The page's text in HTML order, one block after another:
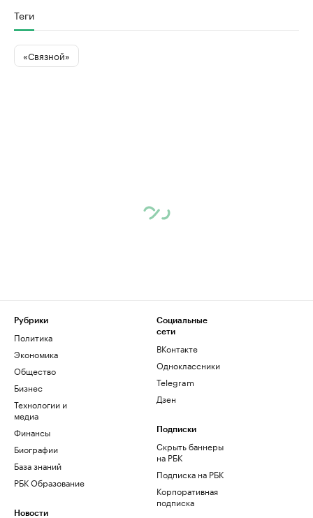
Теги
«Связной»
Рубрики
Политика
Экономика
Общество
Бизнес
Технологии и
медиа
Финансы
Биографии
База знаний
РБК Образование
Новости
Социальные
сети
ВКонтакте
Одноклассники
Telegram
Дзен
Подписки
Скрыть баннеры
на РБК
Подписка на РБК
Корпоративная
подписка